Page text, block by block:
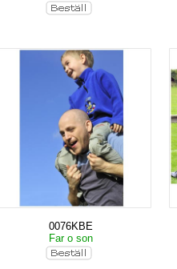
0076KBE
Far o son